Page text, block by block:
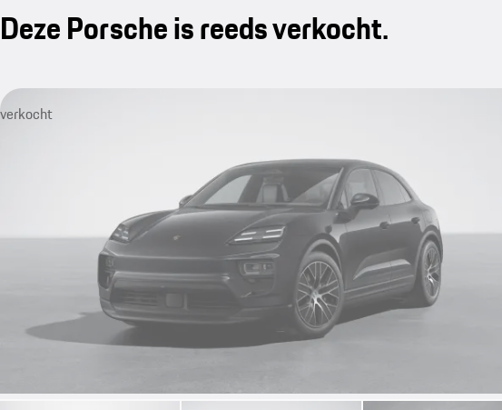
Deze Porsche is reeds verkocht.
verkocht